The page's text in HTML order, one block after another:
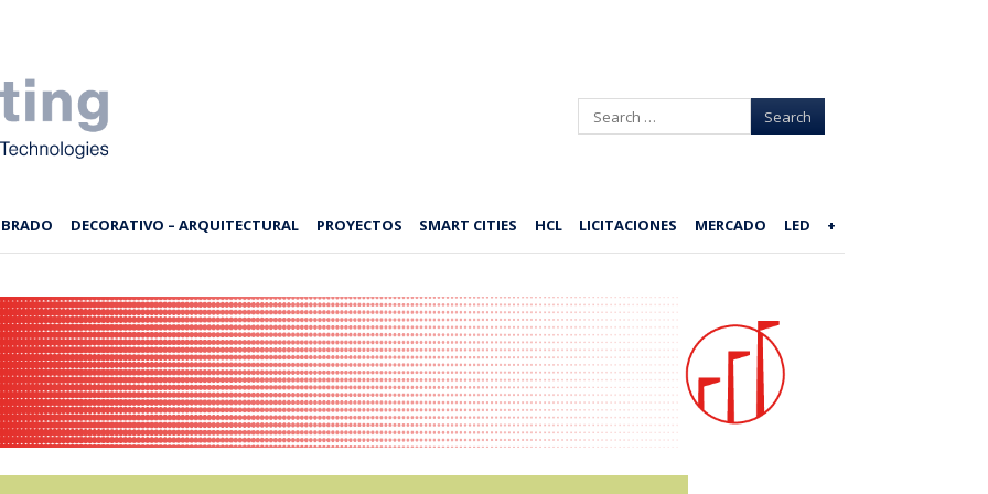
Search
DECORATIVO – ARQUITECTURAL PROYECTOS SMART CITIES HCL LICITACIONES MERCADO LED +